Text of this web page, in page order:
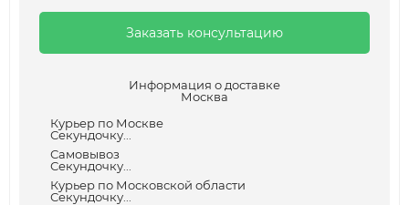
Заказать консультацию
Информация о доставке
Москва
Курьер по Москве
Секундочку...
Самовывоз
Секундочку...
Курьер по Московской области
Секундочку...